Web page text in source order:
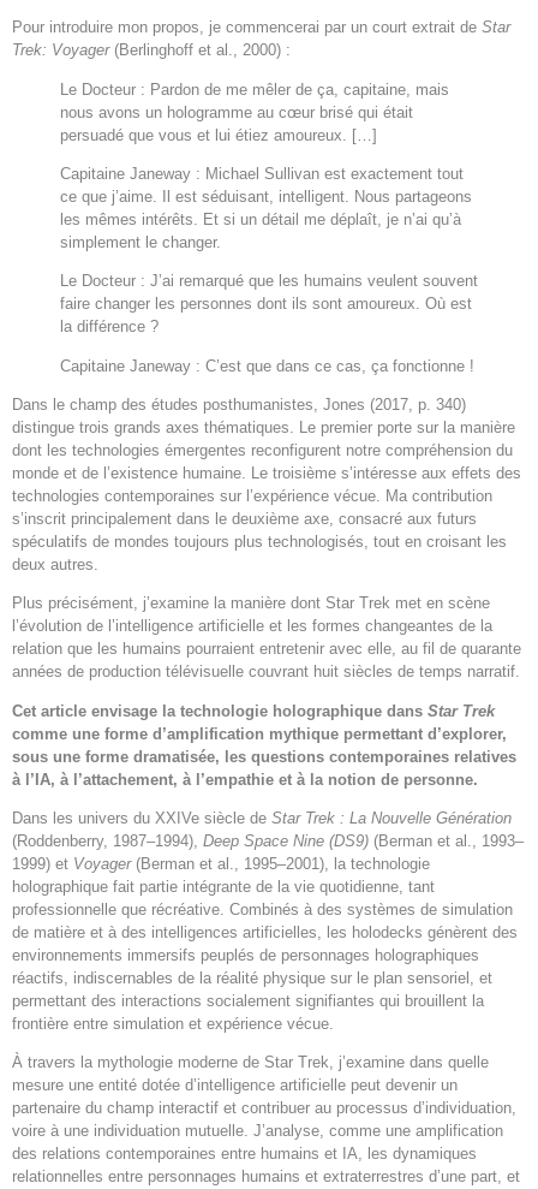
Pour introduire mon propos, je commencerai par un court extrait de Star
Trek: Voyager(Berlinghoff et al., 2000) :
Le Docteur : Pardon de me mêler de ça, capitaine, mais
nous avons un hologramme au cœur brisé qui était
persuadé que vous et lui étiez amoureux. […]
Capitaine Janeway : Michael Sullivan est exactement tout
ce que j’aime. Il est séduisant, intelligent. Nous partageons
les mêmes intérêts. Et si un détail me déplaît, je n’ai qu’à
simplement le changer.
Le Docteur : J’ai remarqué que les humains veulent souvent
faire changer les personnes dont ils sont amoureux. Où est
la différence ?
Capitaine Janeway : C’est que dans ce cas, ça fonctionne !
Dans le champ des études posthumanistes, Jones (2017, p. 340)
distingue trois grands axes thématiques. Le premier porte sur la manière
dont les technologies émergentes reconfigurent notre compréhension du
monde et de l’existence humaine. Le troisième s’intéresse aux effets des
technologies contemporaines sur l’expérience vécue. Ma contribution
s’inscrit principalement dans le deuxième axe, consacré aux futurs
spéculatifs de mondes toujours plus technologisés, tout en croisant les
deux autres.
Plus précisément, j’examine la manière dont Star Trek met en scène
l’évolution de l’intelligence artificielle et les formes changeantes de la
relation que les humains pourraient entretenir avec elle, au fil de quarante
années de production télévisuelle couvrant huit siècles de temps narratif.
Cet article envisage la technologie holographique dans Star Trek
comme une forme d’amplification mythique permettant d’explorer,
sous une forme dramatisée, les questions contemporaines relatives
à l’IA, à l’attachement, à l’empathie et à la notion de personne.
Dans les univers du XXIVe siècle de Star Trek : La Nouvelle Génération
(Roddenberry, 1987–1994), Deep Space Nine (DS9) (Berman et al., 1993–
1999) et Voyager(Berman et al., 1995–2001), la technologie
holographique fait partie intégrante de la vie quotidienne, tant
professionnelle que récréative. Combinés à des systèmes de simulation
de matière et à des intelligences artificielles, les holodecks génèrent des
environnements immersifs peuplés de personnages holographiques
réactifs, indiscernables de la réalité physique sur le plan sensoriel, et
permettant des interactions socialement signifiantes qui brouillent la
frontière entre simulation et expérience vécue.
À travers la mythologie moderne de Star Trek, j’examine dans quelle
mesure une entité dotée d’intelligence artificielle peut devenir un
partenaire du champ interactif et contribuer au processus d’individuation,
voire à une individuation mutuelle. J’analyse, comme une amplification
des relations contemporaines entre humains et IA, les dynamiques
relationnelles entre personnages humains et extraterrestres d’une part, et